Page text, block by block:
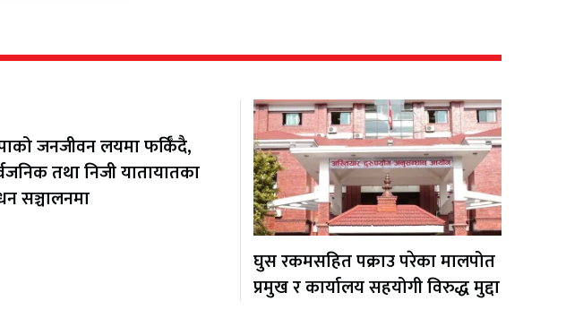
जनजीवन लयमा फर्किँदै,
तथा निजी यातायातका
सञ्चालनमा
घुस रकमसहित पक्राउ परेका मालपोत
प्रमुख र कार्यालय सहयोगी विरुद्ध मुद्दा